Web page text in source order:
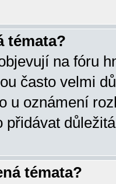
témata?
na fóru
často velmi
u oznámení
přidávat
témata?